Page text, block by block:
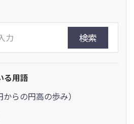
検索
る用語
らの円高の歩み）